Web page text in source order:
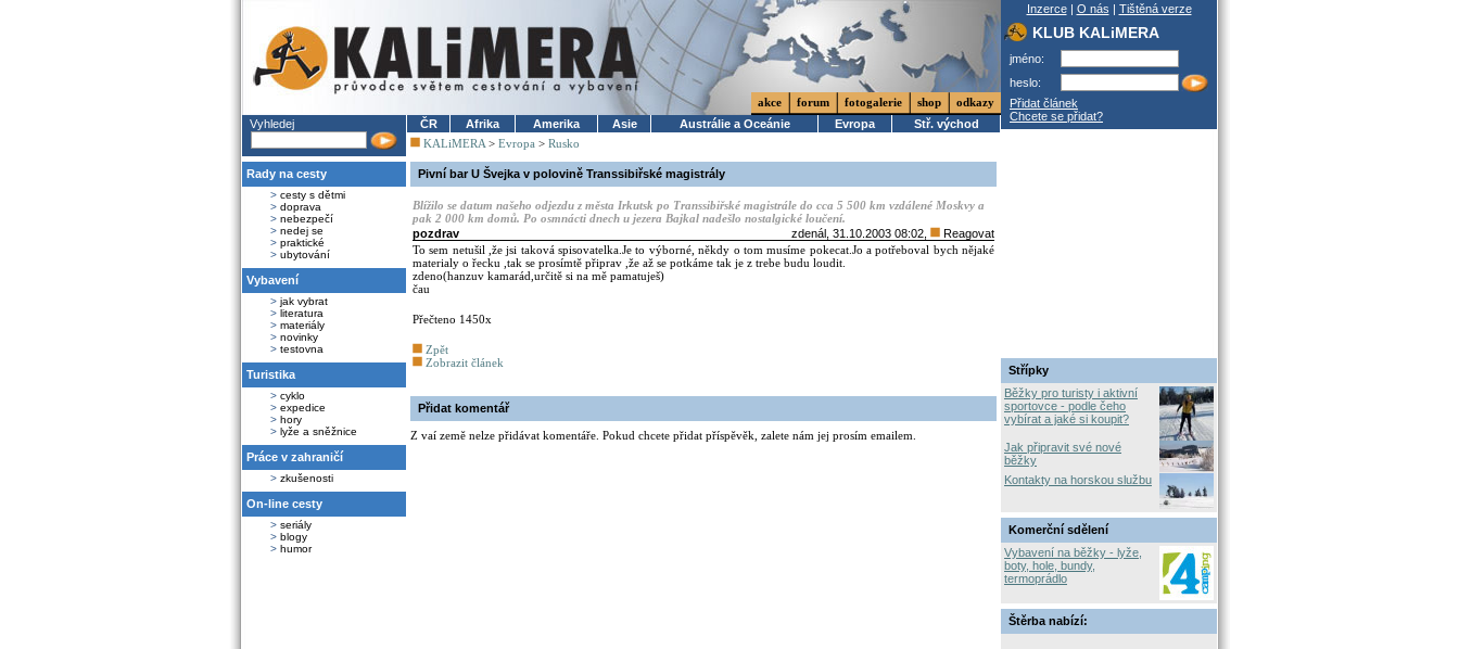
Vyhledej
Rady na cesty
> cesty s dětmi
> doprava
> nebezpečí
> nedej se
> praktické
> ubytování
Vybavení
> jak vybrat
> literatura
> materiály
> novinky
> testovna
Turistika
> cyklo
> expedice
> hory
> lyže a sněžnice
Práce v zahraničí
> zkušenosti
On-line cesty
> seriály
> blogy
> humor
akce forum fotogalerie shop
odkazy
ČR
Afrika Amerika Asie Austrálie a Oceánie Evropa
Stř. východ
KALiMERA > Evropa > Rusko
Pivní bar U Švejka v polovině Transsibiřské magistrály
Blížilo se datum našeho odjezdu z města Irkutsk po Transsibiřské magistrále do cca 5 500 km vzdálené Moskvy a
pak 2 000 km domů. Po osmnácti dnech u jezera Bajkal nadešlo nostalgické loučení.
pozdrav
zdenál , 31.10.2003 08:02,
Reagovat
To sem netušil ,že jsi taková spisovatelka.Je to výborné, někdy o tom musíme pokecat.Jo a potřeboval bych nějaké
materialy o řecku ,tak se prosímtě připrav ,že až se potkáme tak je z trebe budu loudit.
zdeno(hanzuv kamarád,určitě si na mě pamatuješ)
čau
Přečteno 1450x
Zpět
Zobrazit článek
Přidat komentář
Z vaí země nelze přidávat komentáře. Pokud chcete přidat příspěvěk, zalete nám jej prosím emailem.
Inzerce| O nás | Tištěná verze
KLUB KALiMERA
jméno:
heslo:
Přidat článek
Chcete se přidat?
Střípky
Běžky pro turisty i aktivní
sportovce - podle čeho
vybírat a jaké si koupit?
Jak připravit své nové
běžky
Kontakty na horskou službu
Komerční sdělení
Vybavení na běžky - lyže,
boty, hole, bundy,
termoprádlo
Štěrba nabízí: